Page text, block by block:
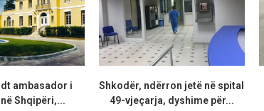
ambasador i
Shqipëri,...
Shkodër, ndërron jetë në spital
49-vjeçarja, dyshime për...